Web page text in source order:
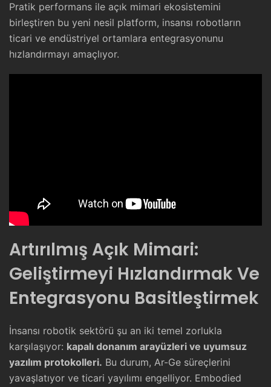
Pratik performans ile açık mimari ekosistemini
birleştiren bu yeni nesil platform, insansı robotların
ticari ve endüstriyel ortamlara entegrasyonunu
hızlandırmayı amaçlıyor.
Artırılmış Açık Mimari:
Geliştirmeyi Hızlandırmak Ve
Entegrasyonu Basitleştirmek
İnsansı robotik sektörü şu an iki temel zorlukla
karşılaşıyor: kapalı donanım arayüzleri ve uyumsuz
yazılım protokolleri. Bu durum, Ar-Ge süreçlerini
yavaşlatıyor ve ticari yayılımı engelliyor. Embodied